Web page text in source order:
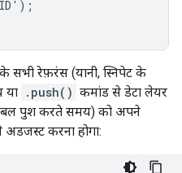
सभी रेफ़रंस (यानी, स्निपेट के
या .push() कमांड से डेटा लेयर
पुश करते समय) को अपने
करना होगा: